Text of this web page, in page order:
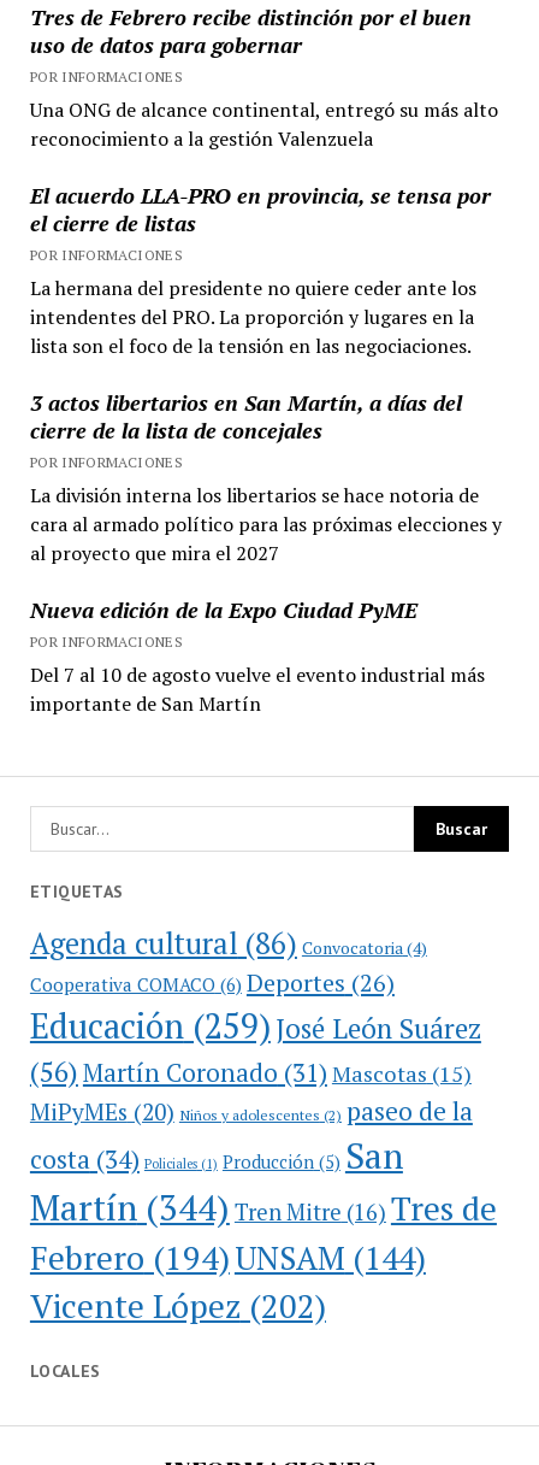
Tres de Febrero recibe distinción por el buen
uso de datos para gobernar
POR INFORMACIONES
Una ONG de alcance continental, entregó su más alto
reconocimiento a la gestión Valenzuela
El acuerdo LLA-PRO en provincia, se tensa por
el cierre de listas
POR INFORMACIONES
La hermana del presidente no quiere ceder ante los
intendentes del PRO. La proporción y lugares en la
lista son el foco de la tensión en las negociaciones.
3 actos libertarios en San Martín, a días del
cierre de la lista de concejales
POR INFORMACIONES
La división interna los libertarios se hace notoria de
cara al armado político para las próximas elecciones y
al proyecto que mira el 2027
Nueva edición de la Expo Ciudad PyME
POR INFORMACIONES
Del 7 al 10 de agosto vuelve el evento industrial más
importante de San Martín
ETIQUETAS
Agenda cultural (86) Convocatoria (4)
Cooperativa COMACO(6) Deportes (26)
Educación(259)José León Suárez
(56)Martín Coronado (31) Mascotas (15)
MiPyMEs (20) Niños y adolescentes (2) paseo de la
costa(34) Policiales(1) Producción(5) San
Martín(344) Tren Mitre (16) Tres de
Febrero (194)UNSAM (144)
Vicente López (202)
LOCALES